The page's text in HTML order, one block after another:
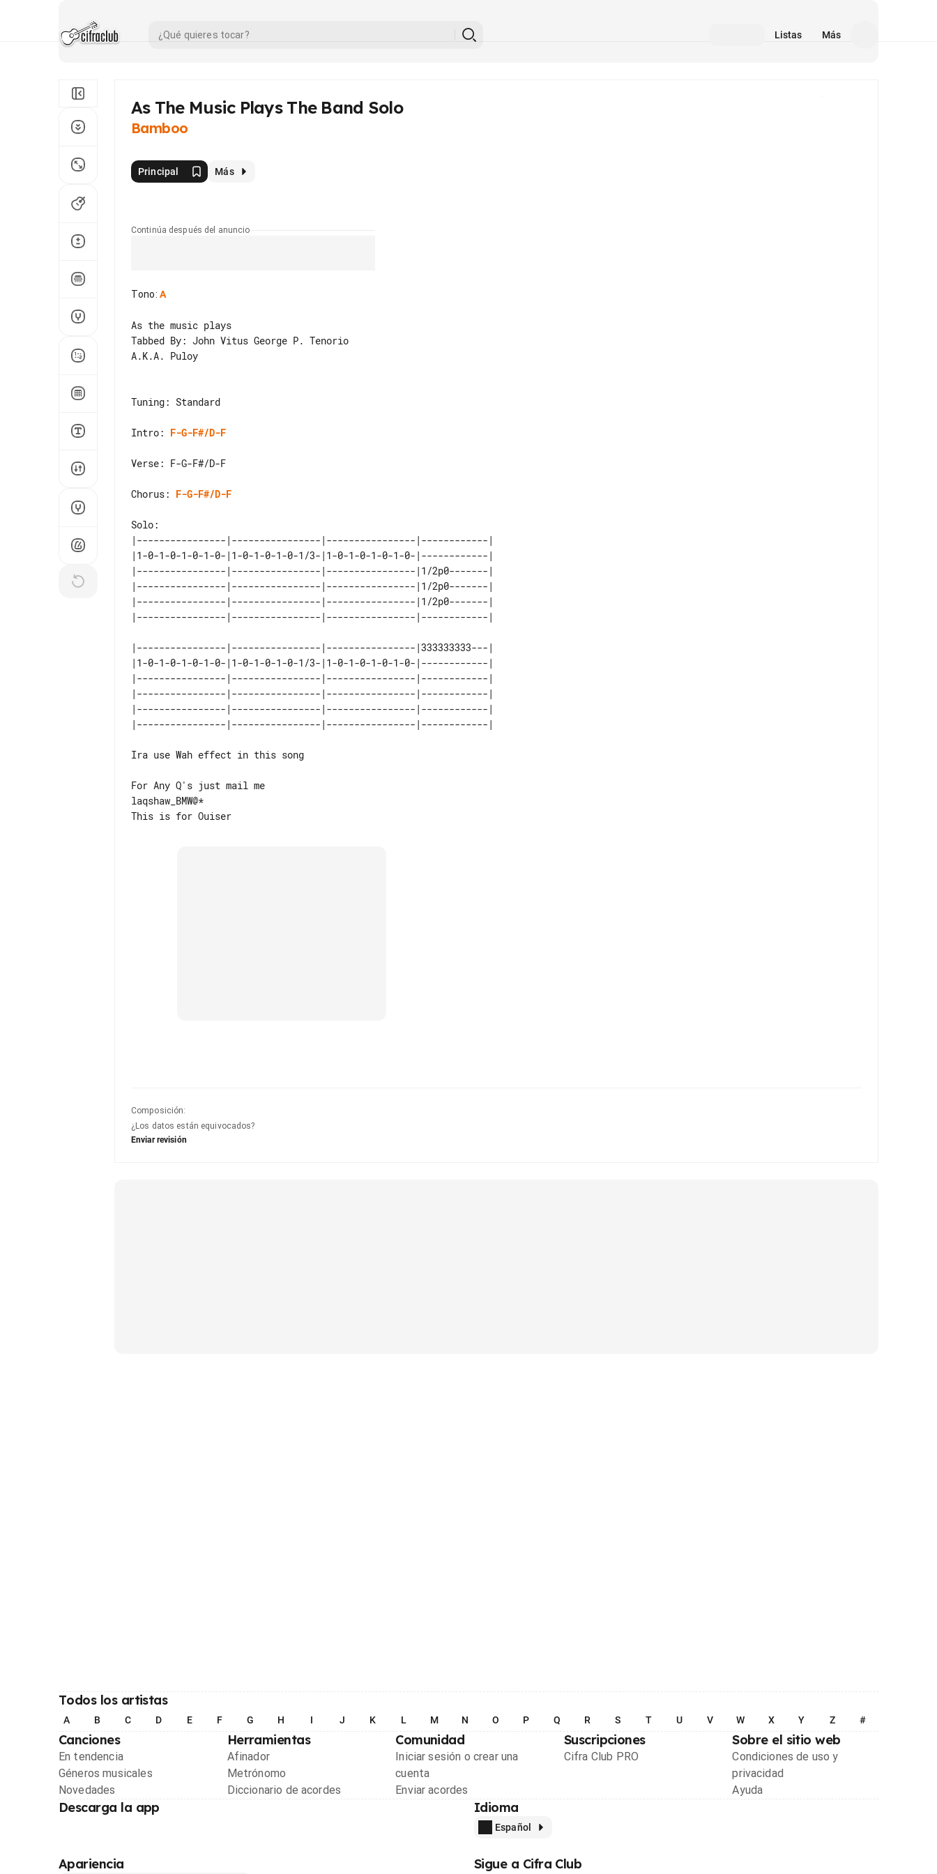
Listas Más
As The Music Plays The Band Solo
Bamboo
Principal Más
Continúa después del anuncio
Tono: A
As the music plays
Tabbed By: John Vitus George P. Tenorio
A.K.A. Puloy
Tuning: Standard
Intro: F-G-F#/D-F
Verse: F-G-F#/D-F
Chorus: F-G-F#/D-F
Solo:
|----------------|----------------|----------------|------------|
|1-0-1-0-1-0-1-0-|1-0-1-0-1-0-1/3-|1-0-1-0-1-0-1-0-|------------|
|----------------|----------------|----------------|1/2p0-------|
|----------------|----------------|----------------|1/2p0-------|
|----------------|----------------|----------------|1/2p0-------|
|----------------|----------------|----------------|333333333---|
|1-0-1-0-1-0-1-0-|1-0-1-0-1-0-1/3-|1-0-1-0-1-0-1-0-|------------|
|----------------|----------------|----------------|------------|
|----------------|----------------|----------------|------------|
|----------------|----------------|----------------|------------|
Ira use Wah effect in this song
For Any Q's just mail me
laqshaw_BMW@*
Composición:
¿Los datos están equivocados?
Enviar revisión
Todos los artistas
A B C D E F G H I J K L M N O P Q R S T U V W X Y Z #
Canciones
En tendencia
Géneros musicales
Novedades
Herramientas
Afinador
Metrónomo
Diccionario de acordes
Comunidad
Iniciar sesión o crear una
cuenta
Enviar acordes
Suscripciones
Cifra Club PRO
Sobre el sitio web
Condiciones de uso y
privacidad
Ayuda
Descarga la app Idioma
Español
Apariencia Sigue a Cifra Club